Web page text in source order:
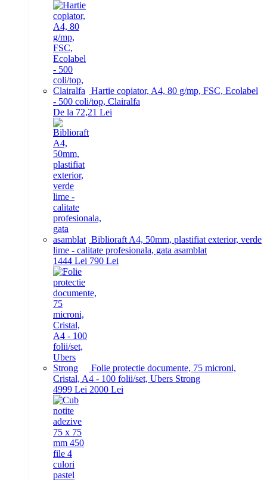
Hartie copiator, A4, 80 g/mp, FSC, Ecolabel
- 500 coli/top, Clairalfa
De la 72,21 Lei
Biblioraft A4, 50mm, plastifiat exterior, verde
lime - calitate profesionala, gata asamblat
1444 Lei 790 Lei
Folie protectie documente, 75 microni,
Cristal, A4 - 100 folii/set, Ubers Strong
4999 Lei 2000 Lei